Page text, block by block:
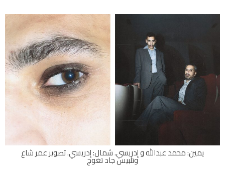
يمين: محمد عبدالله و إدريسي. شمال: إدريسي. تصوير عمر شاع
وتلبيس جاد تغوج